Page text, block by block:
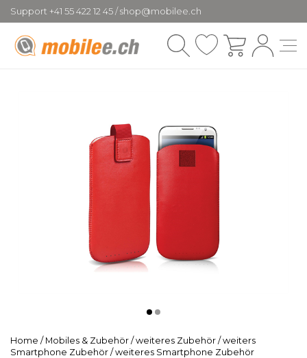
Support +41 55 422 12 45 / shop@mobilee.ch
Home / Mobiles & Zubehör / weiteres Zubehör / weiters
Smartphone Zubehör / weiteres Smartphone Zubehör